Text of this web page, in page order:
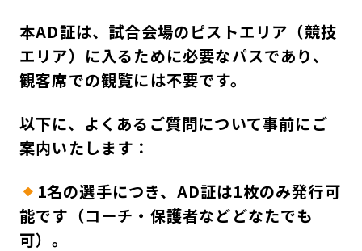
本AD証は、試合会場のピストエリア（競技
エリア）に入るために必要なパスであり、
観客席での観覧には不要です。
以下に、よくあるご質問について事前にご
案内いたします：
1名の選手につき、AD証は1枚のみ発行可
能です（コーチ・保護者などどなたでも
可）。